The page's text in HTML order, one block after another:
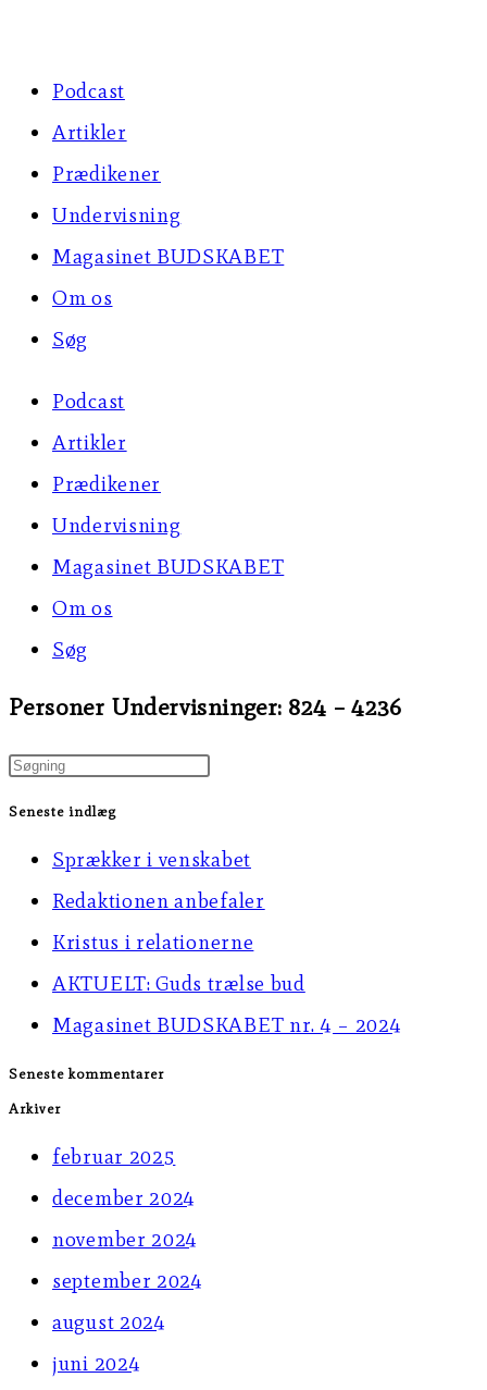
Podcast
Artikler
Prædikener
Undervisning
Magasinet BUDSKABET
Om os
Søg
Podcast
Artikler
Prædikener
Undervisning
Magasinet BUDSKABET
Om os
Søg
Personer Undervisninger: 824 – 4236
Press
to
close
search
Seneste indlæg
Sprækker i venskabet
Redaktionen anbefaler
Kristus i relationerne
AKTUELT: Guds trælse bud
Magasinet BUDSKABET nr. 4 – 2024
Seneste kommentarer
Arkiver
februar 2025
december 2024
november 2024
september 2024
august 2024
juni 2024